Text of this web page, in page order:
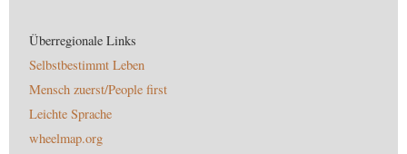
Überregionale Links
Selbstbestimmt Leben
Mensch zuerst/People first
Leichte Sprache
wheelmap.org